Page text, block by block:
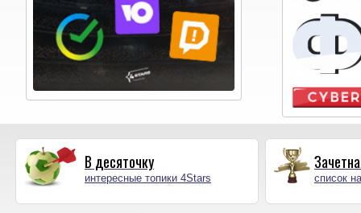
В десяточку
интересные топики 4Stars список